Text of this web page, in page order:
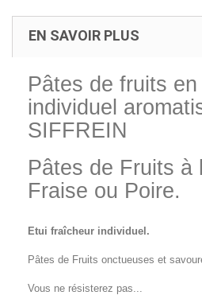
EN SAVOIR PLUS
Pâtes de fruits
individuel
SIFFREIN
Pâtes de Fruits à
Fraise ou Poire.
Etui fraîcheur individuel.
Pâtes de Fruits onctueuses et
Vous ne résisterez pas...